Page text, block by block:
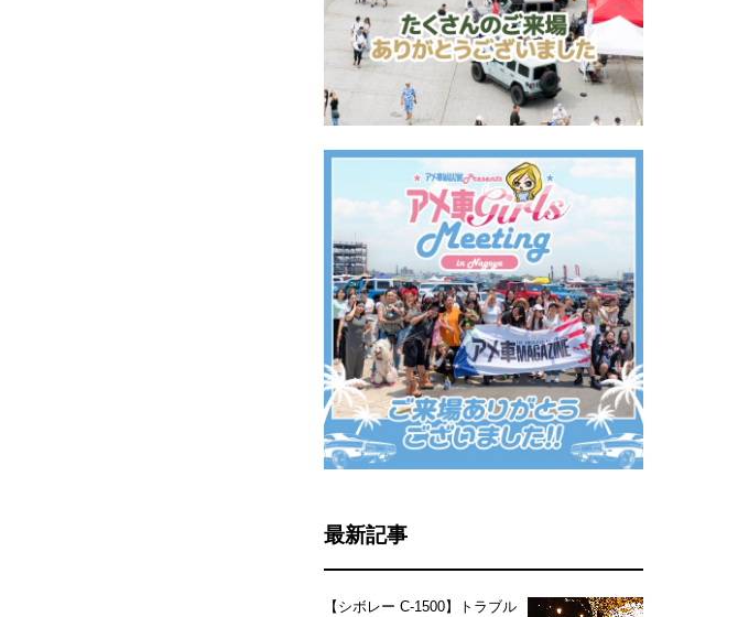
最新記事
【シボレー C-1500】トラブル